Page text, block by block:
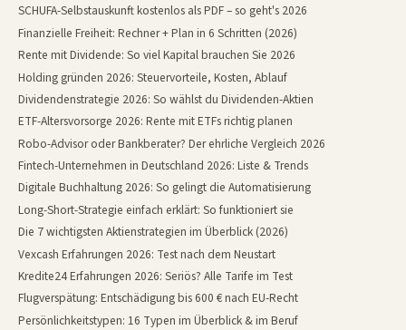
SCHUFA-Selbstauskunft kostenlos als PDF – so geht's 2026
Finanzielle Freiheit: Rechner + Plan in 6 Schritten (2026)
Rente mit Dividende: So viel Kapital brauchen Sie 2026
Holding gründen 2026: Steuervorteile, Kosten, Ablauf
Dividendenstrategie 2026: So wählst du Dividenden-Aktien
ETF-Altersvorsorge 2026: Rente mit ETFs richtig planen
Robo-Advisor oder Bankberater? Der ehrliche Vergleich 2026
Fintech-Unternehmen in Deutschland 2026: Liste & Trends
Digitale Buchhaltung 2026: So gelingt die Automatisierung
Long-Short-Strategie einfach erklärt: So funktioniert sie
Die 7 wichtigsten Aktienstrategien im Überblick (2026)
Vexcash Erfahrungen 2026: Test nach dem Neustart
Kredite24 Erfahrungen 2026: Seriös? Alle Tarife im Test
Flugverspätung: Entschädigung bis 600 € nach EU-Recht
Persönlichkeitstypen: 16 Typen im Überblick & im Beruf